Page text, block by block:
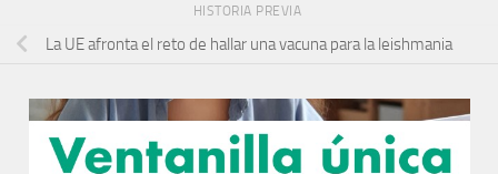
HISTORIA PREVIA
La UE afronta el reto de hallar una vacuna para la leishmania